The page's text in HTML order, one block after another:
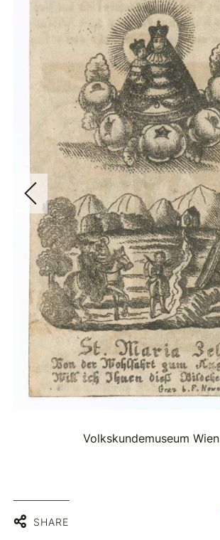
Volkskundemuseum Wien
SHARE